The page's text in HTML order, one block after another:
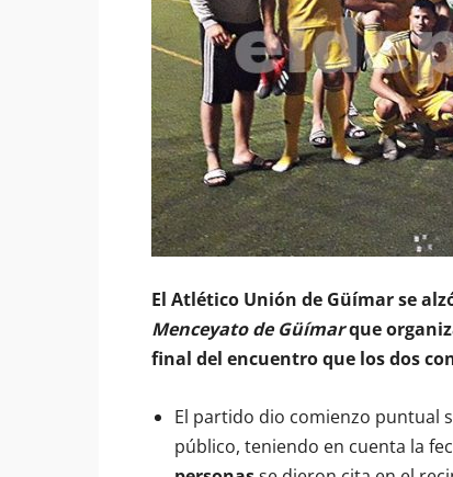
El Atlético Unión de Güímar se
Menceyato de Güímarque
final del encuentro que los dos
El partido dio comienzo puntual
público, teniendo en cuenta la